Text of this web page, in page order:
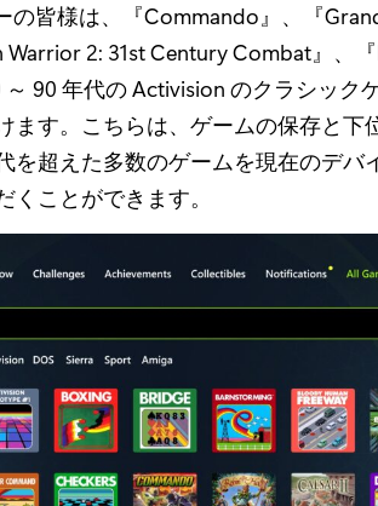
の皆様は、『Commando』、『Grand
Warrior 2: 31st Century Combat』、
90 年代の Activision のクラシック
ます。こちらは、ゲームの保存と下
を超えた多数のゲームを現在のデバ
ことができます。